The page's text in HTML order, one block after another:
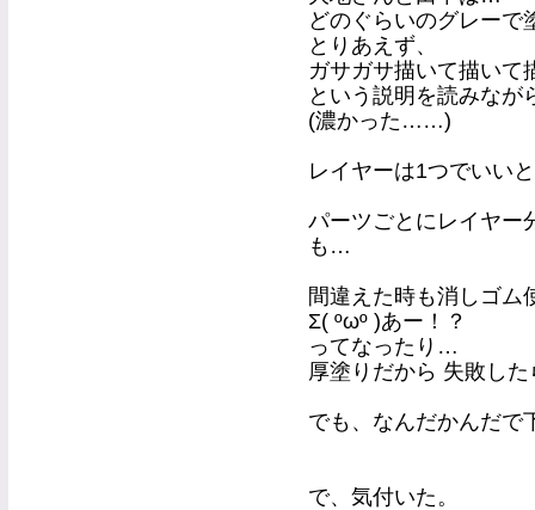
どのぐらいのグレー
とりあえず、
ガサガサ描いて描いて
という説明を読みなが
(濃かった……)
レイヤーは1つでいい
パーツごとにレイヤー
も…
間違えた時も消しゴム
Σ( ºωº )あー！？
ってなったり…
厚塗りだから 失敗し
でも、なんだかんだ
で、気付いた。